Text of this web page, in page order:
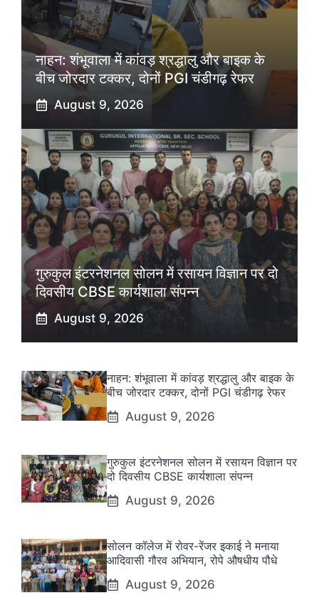
नाहन: शंभूवाला में कांवड़ श्रद्धालु और बाइक के
बीच जोरदार टक्कर, दोनों PGI चंडीगढ़ रेफर
August 9, 2026
गुरुकुल इंटरनेशनल सोलन में रसायन विज्ञान पर दो
दिवसीय CBSE कार्यशाला संपन्न
August 9, 2026
नाहन: शंभूवाला में कांवड़ श्रद्धालु और बाइक के
बीच जोरदार टक्कर, दोनों PGI चंडीगढ़ रेफर
August 9, 2026
गुरुकुल इंटरनेशनल सोलन में रसायन विज्ञान पर
दो दिवसीय CBSE कार्यशाला संपन्न
August 9, 2026
सोलन कॉलेज में रोवर-रेंजर इकाई ने मनाया
आदिवासी गौरव अभियान, रोपे औषधीय पौधे
August 9, 2026